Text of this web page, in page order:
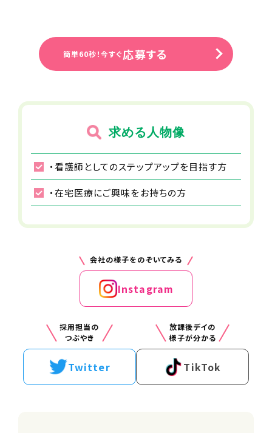
ステーションに戻り、記録・報告等の事務作業を行い
ます。
住所（勤務地）
神奈川県愛甲郡愛川町棚澤843-1
JR相模線 下溝駅から車で16分
事業所名
マカロン訪問看護リハビリステーション
愛川
・インセンティブ
・資格手当
雇用形態
簡単60秒！今すぐ応募する
求める人物像
・看護師としてのステップアップを目指す方
・在宅医療にご興味をお持ちの方
会社の様子をのぞいてみる
Instagram
採用担当の
つぶやき
Twitter
放課後デイの
様子が分かる
TikTok